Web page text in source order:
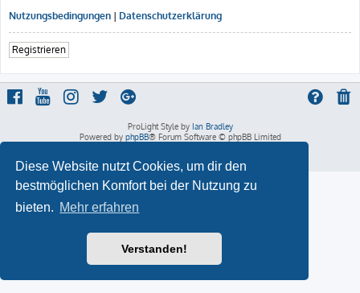
Diese Website nutzt Cookies, um dir den
bestmöglichen Komfort bei der Nutzung zu
bieten. Mehr erfahren
Verstanden!
Nutzungsbedingungen | Datenschutzerklärung
Registrieren
ProLight Style by Ian Bradley
Powered by phpBB® Forum Software © phpBB Limited